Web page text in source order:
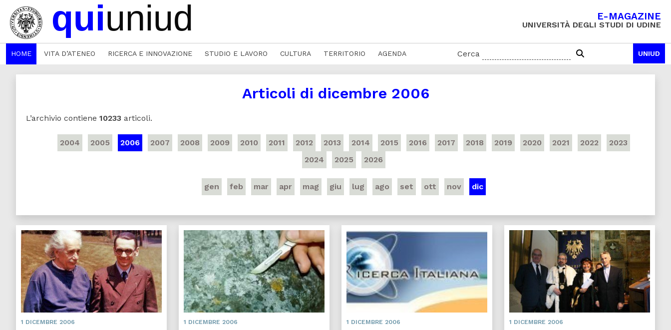
E-MAGAZINE
UNIVERSITÀ DEGLI STUDI DI UDINE
HOME VITA D’ATENEO RICERCA E INNOVAZIONE STUDIO E LAVORO CULTURA TERRITORIO AGENDA Cerca UNIUD
Articoli di dicembre 2006
L’archivio contiene 10233 articoli.
2004 2005 2006 2007 2008 2009 2010 2011 2012 2013 2014 2015 2016 2017 2018 2019 2020 2021 2022
2023
2024
2025 2026
gen feb mar apr mag giu lug ago set ott nov dic
1 DICEMBRE 2006 1 DICEMBRE 2006 1 DICEMBRE 2006 1 DICEMBRE 2006